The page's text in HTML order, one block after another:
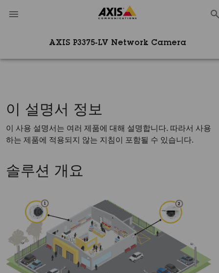
AXIS P3375-LV Network Camera
이 설명서 정보
이 사용 설명서는 여러 제품에 대해 설명합니다. 따라서 사용
하는 제품에 적용되지 않는 지침이 포함될 수 있습니다.
솔루션 개요